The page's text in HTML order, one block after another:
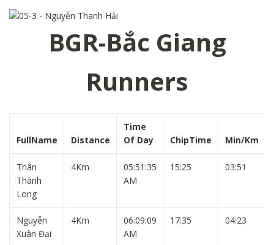
BGR-Bắc Giang
Runners
FullName Distance
Time
Of Day
ChipTime Min/Km
Thân
Thành
Long
4Km
05:51:35
AM
15:25 03:51
Nguyễn
Xuân Đại
4Km
06:09:09
AM
17:35 04:23